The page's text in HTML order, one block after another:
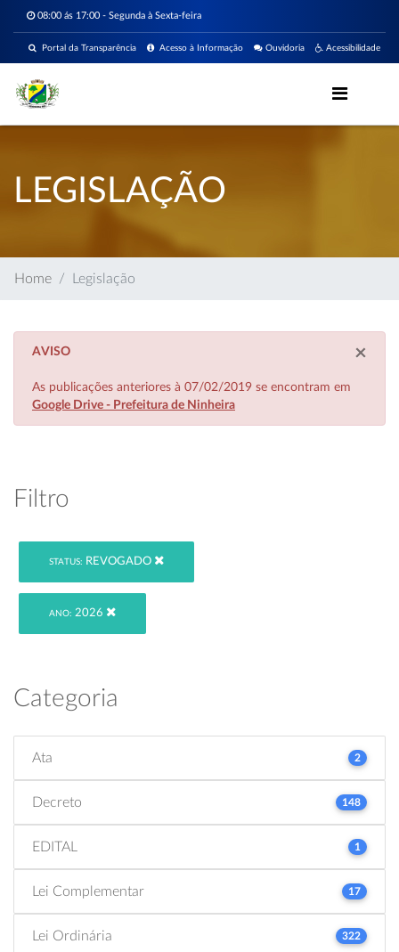
08:00 ás 17:00 - Segunda à Sexta-feira
Acessibilidade
Ouvidoria
Acesso à Informação
Portal da Transparência
LEGISLAÇÃO
Home Legislação
×
AVISO
As publicações anteriores à 07/02/2019 se encontram em
Google Drive - Prefeitura de Ninheira
Filtro
STATUS: REVOGADO
ANO: 2026
Categoria
Ata 2
Decreto 148
EDITAL 1
Lei Complementar 17
Lei Ordinária 322